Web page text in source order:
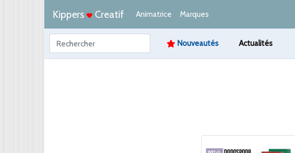
Kippers Creatif Animatrice Marques
Nouveautés Actualités